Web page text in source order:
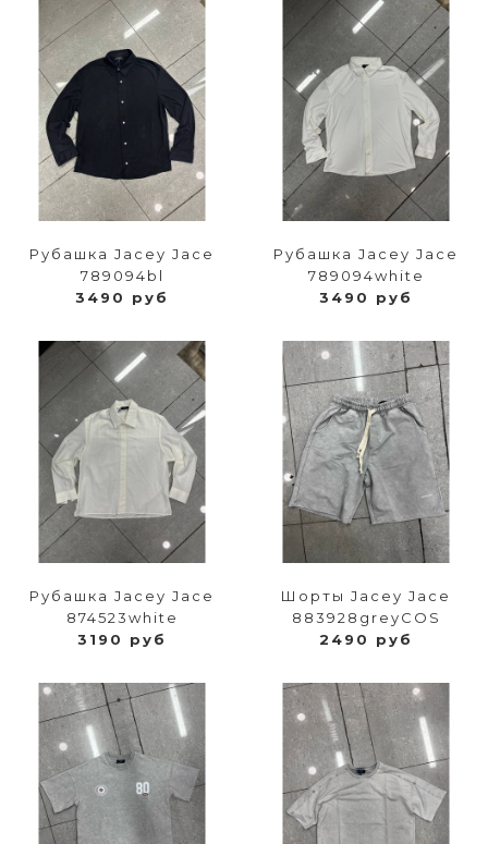
Рубашка Jacey Jace
789094bl
3490 руб
Рубашка Jacey Jace
789094white
3490 руб
Рубашка Jacey Jace
874523white
3190 руб
Шорты Jacey Jace
883928greyCOS
2490 руб